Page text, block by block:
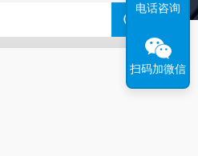
电话咨询
扫码加微信